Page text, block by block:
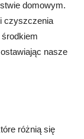
domowym.
czyszczenia
nasze
różnią się